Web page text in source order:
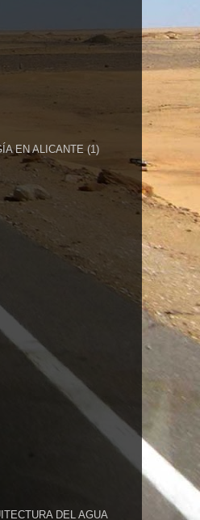
EN ALICANTE (1)
DEL AGUA